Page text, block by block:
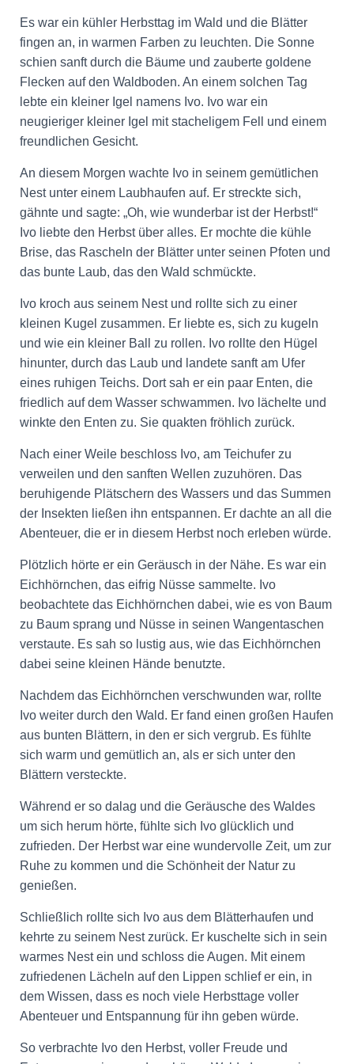
Es war ein kühler Herbsttag im Wald und die Blätter
fingen an, in warmen Farben zu leuchten. Die Sonne
schien sanft durch die Bäume und zauberte goldene
Flecken auf den Waldboden. An einem solchen Tag
lebte ein kleiner Igel namens Ivo. Ivo war ein
neugieriger kleiner Igel mit stacheligem Fell und einem
freundlichen Gesicht.
An diesem Morgen wachte Ivo in seinem gemütlichen
Nest unter einem Laubhaufen auf. Er streckte sich,
gähnte und sagte: „Oh, wie wunderbar ist der Herbst!“
Ivo liebte den Herbst über alles. Er mochte die kühle
Brise, das Rascheln der Blätter unter seinen Pfoten und
das bunte Laub, das den Wald schmückte.
Ivo kroch aus seinem Nest und rollte sich zu einer
kleinen Kugel zusammen. Er liebte es, sich zu kugeln
und wie ein kleiner Ball zu rollen. Ivo rollte den Hügel
hinunter, durch das Laub und landete sanft am Ufer
eines ruhigen Teichs. Dort sah er ein paar Enten, die
friedlich auf dem Wasser schwammen. Ivo lächelte und
winkte den Enten zu. Sie quakten fröhlich zurück.
Nach einer Weile beschloss Ivo, am Teichufer zu
verweilen und den sanften Wellen zuzuhören. Das
beruhigende Plätschern des Wassers und das Summen
der Insekten ließen ihn entspannen. Er dachte an all die
Abenteuer, die er in diesem Herbst noch erleben würde.
Plötzlich hörte er ein Geräusch in der Nähe. Es war ein
Eichhörnchen, das eifrig Nüsse sammelte. Ivo
beobachtete das Eichhörnchen dabei, wie es von Baum
zu Baum sprang und Nüsse in seinen Wangentaschen
verstaute. Es sah so lustig aus, wie das Eichhörnchen
dabei seine kleinen Hände benutzte.
Nachdem das Eichhörnchen verschwunden war, rollte
Ivo weiter durch den Wald. Er fand einen großen Haufen
aus bunten Blättern, in den er sich vergrub. Es fühlte
sich warm und gemütlich an, als er sich unter den
Blättern versteckte.
Während er so dalag und die Geräusche des Waldes
um sich herum hörte, fühlte sich Ivo glücklich und
zufrieden. Der Herbst war eine wundervolle Zeit, um zur
Ruhe zu kommen und die Schönheit der Natur zu
genießen.
Schließlich rollte sich Ivo aus dem Blätterhaufen und
kehrte zu seinem Nest zurück. Er kuschelte sich in sein
warmes Nest ein und schloss die Augen. Mit einem
zufriedenen Lächeln auf den Lippen schlief er ein, in
dem Wissen, dass es noch viele Herbsttage voller
Abenteuer und Entspannung für ihn geben würde.
So verbrachte Ivo den Herbst, voller Freude und